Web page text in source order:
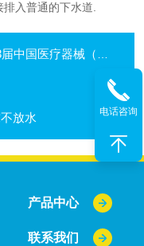
入普通的下水道.
疗器械（春季）博览会
放水
产品中心
联系我们
电话咨询